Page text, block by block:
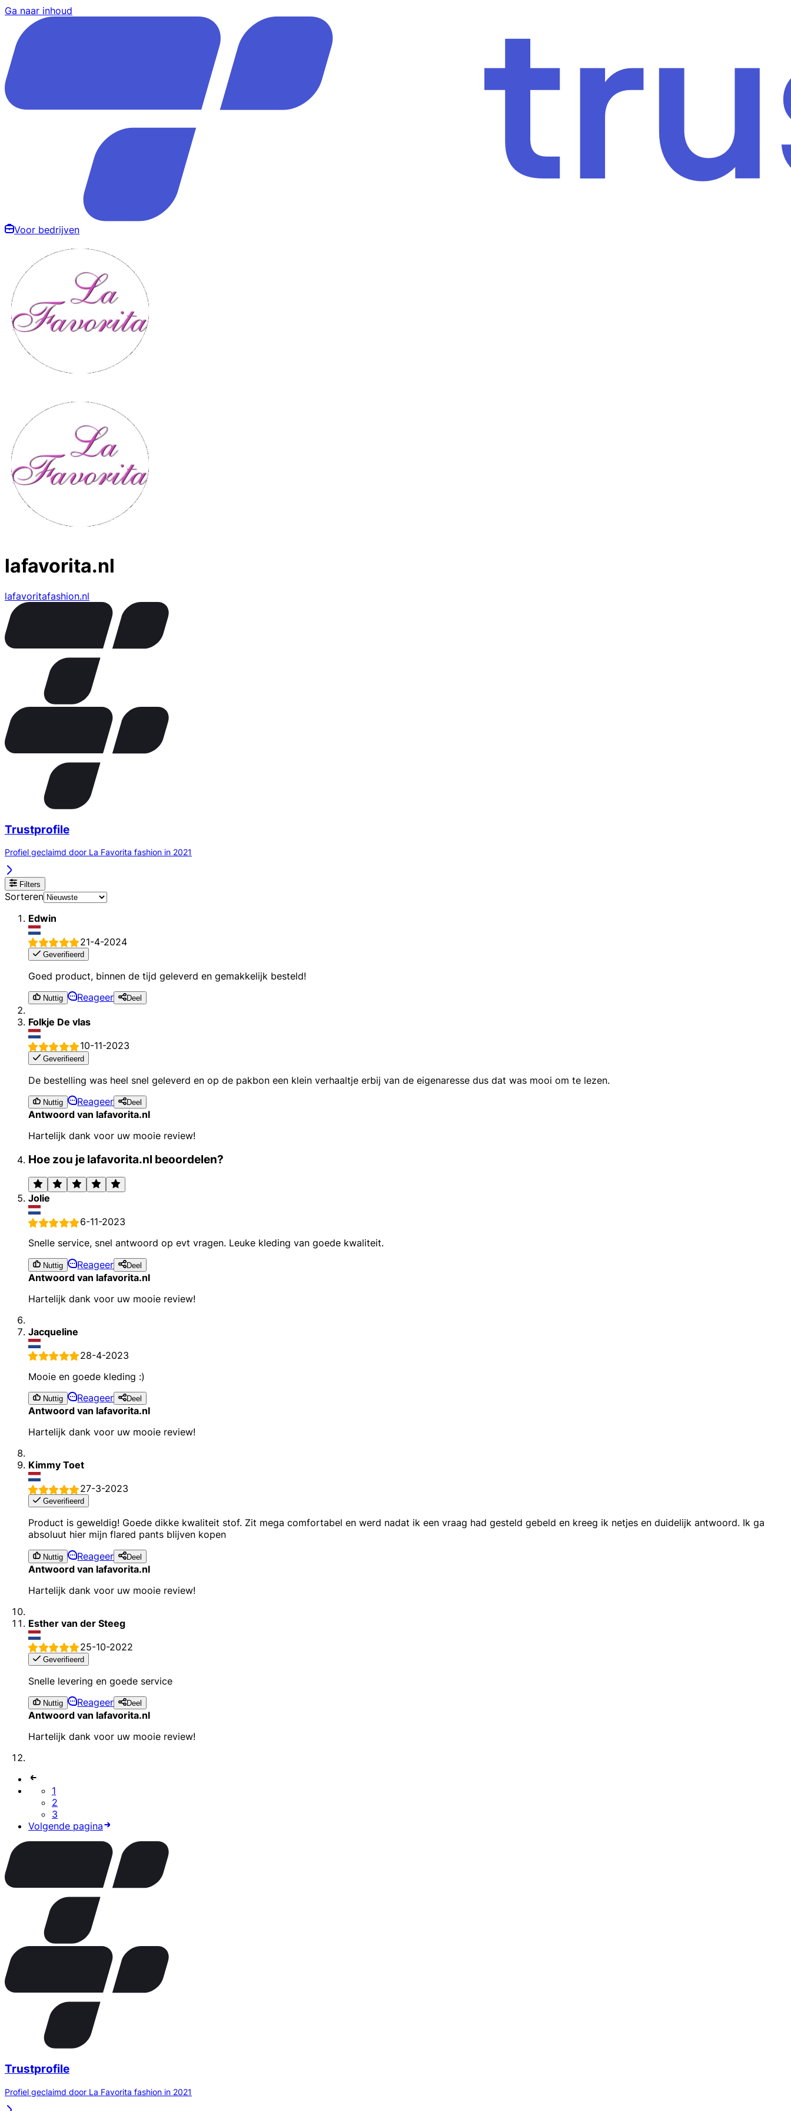
Ga naar inhoud
Voor bedrijven
lafavorita.nl
lafavoritafashion.nl
Trustprofile
Profiel geclaimd door La Favorita fashion in 2021
Filters
Sorteren
Edwin
21-4-2024
Geverifieerd
Goed product, binnen de tijd geleverd en gemakkelijk besteld!
Nuttig Reageer Deel
Folkje De vlas
10-11-2023
Geverifieerd
De bestelling was heel snel geleverd en op de pakbon een klein verhaaltje erbij van de eigenaresse dus dat was mooi om te lezen.
Nuttig Reageer Deel
Antwoord van lafavorita.nl
Hartelijk dank voor uw mooie review!
Hoe zou je lafavorita.nl beoordelen?
Jolie
6-11-2023
Snelle service, snel antwoord op evt vragen. Leuke kleding van goede kwaliteit.
Nuttig Reageer Deel
Antwoord van lafavorita.nl
Hartelijk dank voor uw mooie review!
Jacqueline
28-4-2023
Mooie en goede kleding :)
Nuttig Reageer Deel
Antwoord van lafavorita.nl
Hartelijk dank voor uw mooie review!
Kimmy Toet
27-3-2023
Geverifieerd
Product is geweldig! Goede dikke kwaliteit stof. Zit mega comfortabel en werd nadat ik een vraag had gesteld gebeld en kreeg ik netjes en duidelijk antwoord. Ik ga
absoluut hier mijn flared pants blijven kopen
Nuttig Reageer Deel
Antwoord van lafavorita.nl
Hartelijk dank voor uw mooie review!
Esther van der Steeg
25-10-2022
Geverifieerd
Snelle levering en goede service
Nuttig Reageer Deel
Antwoord van lafavorita.nl
Hartelijk dank voor uw mooie review!
1
2
3
Volgende pagina
Trustprofile
Profiel geclaimd door La Favorita fashion in 2021